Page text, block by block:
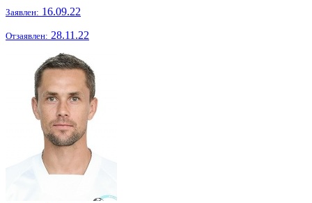
Заявлен: 16.09.22
Отзаявлен: 28.11.22